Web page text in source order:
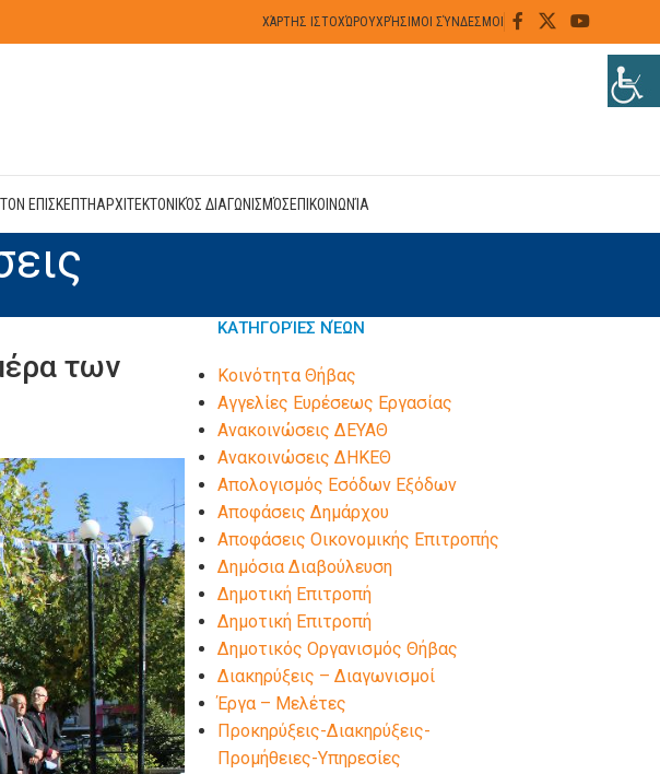
ΧΆΡΤΗΣ ΙΣΤΟΧΏΡΟΥΧΡΉΣΙΜΟΙ ΣΎΝΔΕΣΜΟΙ
ΕΠΙΣΚΕΠΤΗΑΡΧΙΤΕΚΤΟΝΙΚΌΣ ΔΙΑΓΩΝΙΣΜΌΣΕΠΙΚΟΙΝΩΝΊΑ
των
ΚΑΤΗΓΟΡΊΕΣ ΝΈΩΝ
Kοινότητα Θήβας
Αγγελίες Ευρέσεως Εργασίας
Ανακοινώσεις ΔΕΥΑΘ
Ανακοινώσεις ΔΗΚΕΘ
Απολογισμός Εσόδων Εξόδων
Αποφάσεις Δημάρχου
Αποφάσεις Οικονομικής Επιτροπής
Δημόσια Διαβούλευση
Δημοτική Επιτροπή
Δημοτική Επιτροπή
Δημοτικός Οργανισμός Θήβας
Διακηρύξεις – Διαγωνισμοί
Έργα – Μελέτες
Προκηρύξεις-Διακηρύξεις-
Προμήθειες-Υπηρεσίες